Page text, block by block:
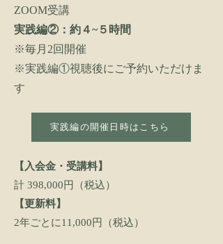
ZOOM受講
実践編②：約４~５時間
※毎月2回開催
​※実践編①視聴後にご予約いただけま
す
実践編の開催日時はこちら
【入会金・受講料】
計 398,000円（税込）
【更新料】
2年ごとに11,000円（税込）